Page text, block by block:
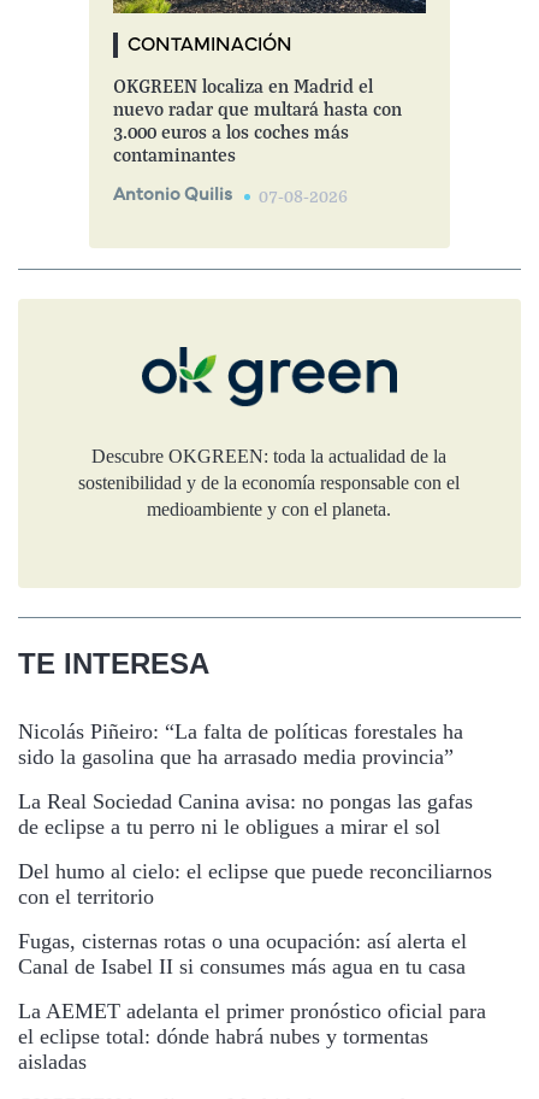
CONTAMINACIÓN
OKGREEN localiza en Madrid el
nuevo radar que multará hasta con
3.000 euros a los coches más
contaminantes
Antonio Quilis 07-08-2026
Descubre OKGREEN: toda la actualidad de la
sostenibilidad y de la economía responsable con el
medioambiente y con el planeta.
TE INTERESA
Nicolás Piñeiro: “La falta de políticas forestales ha
sido la gasolina que ha arrasado media provincia”
La Real Sociedad Canina avisa: no pongas las gafas
de eclipse a tu perro ni le obligues a mirar el sol
Del humo al cielo: el eclipse que puede reconciliarnos
con el territorio
Fugas, cisternas rotas o una ocupación: así alerta el
Canal de Isabel II si consumes más agua en tu casa
La AEMET adelanta el primer pronóstico oficial para
el eclipse total: dónde habrá nubes y tormentas
aisladas